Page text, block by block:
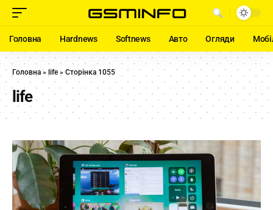
Головна Hardnews Softnews Авто Огляди
Головна» life » Сторінка 1055
life